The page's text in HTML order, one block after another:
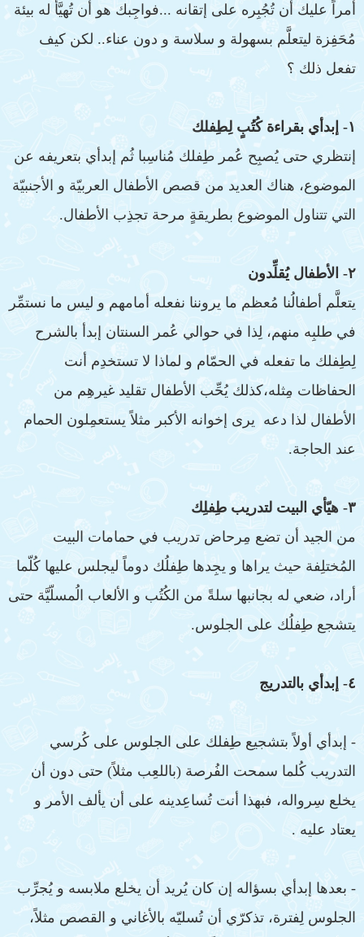
أمراً عليك أن تُجُبِره على إتقانه ...فواجِبك هو أن تُهيَّأ له بيئة
مُحَفِزة ليتعلَّم بسهولة و سلاسة و دون عناء.. لكن كيف
تفعل ذلك ؟
١- إبدأي بقراءة كُتُبٍ لِطِفلك
إنتظري حتى يُصبِح عُمر طِفلك مُناسِبا ثُم إبدأي بتعريفه عن
الموضوع، هناك العديد من قصص الأطفال العربيّة و الأجنبيّة
التي تتناول الموضوع بطريقةٍ مرحة تجذِب الأطفال.
٢- الأطفال يُقلِّدون
يتعلَّم أطفالُنا مُعظم ما يروننا نفعله أمامهم و ليس ما نستمِّر
في طلبِه منهم، لِذا في حوالي عُمر السنتان إبدأ بالشرح
لِطِفلك ما تفعله في الحمّام و لماذا لا تستخدِم أنت
الحفاظات مِثله،كذلك يُحِّب الأطفال تقليد غيرهِم من
الأطفال لذا دعه يرى إخوانه الأكبر مثلاً يستعمِلون الحمام
عند الحاجة.
٣- هيّأي البيت لتدريب طِفلِك
من الجيد أن تضع مِرحاض تدريب في حمامات البيت
المُختلِفة حيث يراها و يجِدها طِفلُك دوماً ليجلس عليها كُلّما
أراد، ضعي له بجانبها سلةً من الكُتُب و الألعاب الُمسلّيَّة حتى
يتشجع طِفلُك على الجلوس.
٤- إبدأي بالتدريج
- إبدأي أولاً بتشجيع طِفلك على الجلوس على كُرسي
التدريب كُلما سمحت الفُرصة (باللعِب مثلاً) حتى دون أن
يخلع سِرواله، فبهذا أنت تُساعِدينه على أن يألف الأمر و
يعتاد عليه .
- بعدها إبدأي بسؤاله إن كان يُريد أن يخلع ملابسه و يُجرِّب
الجلوس لِفترة، تذكرّي أن تُسليّه بالأغاني و القصص مثلاً،